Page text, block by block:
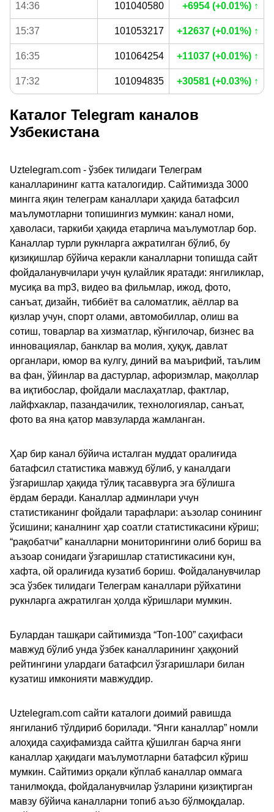
14:36 101040580 +6954 (+0.01%) ↑
15:37 101053217 +12637 (+0.01%) ↑
16:35 101064254 +11037 (+0.01%) ↑
17:32 101094835 +30581 (+0.03%) ↑
Каталог Telegram каналов
Узбекистана
Uztelegram.com - ўзбек тилидаги Телеграм
каналларининг катта каталогидир. Сайтимизда 3000
мингга яқин телеграм каналлари ҳақида батафсил
маълумотларни топишингиз мумкин: канал номи,
ҳаволаси, таркиби ҳақида етарлича маълумотлар бор.
Каналлар турли рукнларга ажратилган бўлиб, бу
қизиқишлар бўйича керакли каналларни топишда сайт
фойдаланувчилари учун қулайлик яратади: янгиликлар,
мусиқа ва mp3, видео ва фильмлар, ижод, фото,
санъат, дизайн, тиббиёт ва саломатлик, аёллар ва
қизлар учун, спорт олами, автомобиллар, олиш ва
сотиш, товарлар ва хизматлар, кўнгилочар, бизнес ва
инновациялар, банклар ва молия, ҳуқуқ, давлат
органлари, юмор ва кулгу, диний ва маърифий, таълим
ва фан, ўйинлар ва дастурлар, афоризмлар, мақоллар
ва иқтибослар, фойдали маслаҳатлар, фактлар,
лайфхаклар, пазандачилик, технологиялар, санъат,
фото ва яна қатор мавзуларда жамланган.
Ҳар бир канал бўйича исталган муддат оралиғида
батафсил статистика мавжуд бўлиб, у каналдаги
ўзгаришлар ҳақида тўлиқ тасаввурга эга бўлишга
ёрдам беради. Каналлар админлари учун
статистиканинг фойдали тарафлари: аъзолар сонининг
ўсишини; каналнинг ҳар соатли статистикасини кўриш;
“рақобатчи” каналларни мониторингини олиб бориш ва
аъзоар сонидаги ўзгаришлар статистикасини кун,
хафта, ой оралиғида кузатиб бориш. Фойдаланувчилар
эса ўзбек тилидаги Телеграм каналлари рўйхатини
рукнларга ажратилган ҳолда кўришлари мумкин.
Булардан ташқари сайтимизда “Топ-100” саҳифаси
мавжуд бўлиб унда ўзбек каналларининг ҳаққоний
рейтингини улардаги батафсил ўзгаришлари билан
кузатиш имконияти мавжуддир.
Uztelegram.com сайти каталоги доимий равишда
янгиланиб тўлдириб борилади. “Янги каналлар” номли
алоҳида саҳифамизда сайтга қўшилган барча янги
каналлар ҳақидаги маълумотларни батафсил кўриш
мумкин. Сайтимиз орқали кўплаб каналлар оммага
танилмоқда, фойдаланувчилар ўзларини қизиқтирган
мавзу бўйича каналларни топиб аъзо бўлмоқдалар.